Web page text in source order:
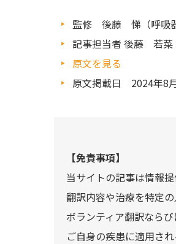
監修 後藤 悌（呼吸器
記事担当者 後藤 若菜
原文を見る
原文掲載日 2024年8
【免責事項】
当サイトの記事は情報
翻訳内容や治療を特定
ボランティア翻訳なら
ご自身の疾患に適用さ